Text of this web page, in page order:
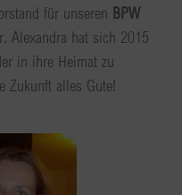
für unseren BPW
Alexandra hat sich 2015
in ihre Heimat zu
Zukunft alles Gute!